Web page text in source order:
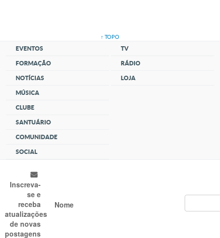
↑ TOPO
EVENTOS
FORMAÇÃO
NOTÍCIAS
MÚSICA
CLUBE
SANTUÁRIO
COMUNIDADE
SOCIAL
TV
RÁDIO
LOJA
Inscreva-
se e
receba
atualizações
de novas
postagens
Nome